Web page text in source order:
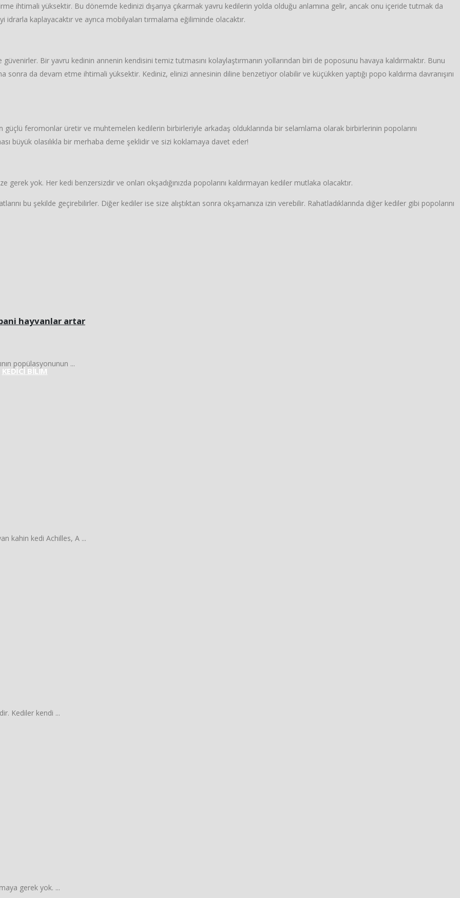
KEDİCİ BİLİM
girme ihtimali yüksektir. Bu dönemde kedinizi dışarıya çıkarmak yavru kedilerin yolda olduğu anlamına gelir, ancak onu içeride tutmak da
kaplayacaktır ve ayrıca mobilyaları tırmalama eğiliminde olacaktır.
Bir yavru kedinin annenin kendisini temiz tutmasını kolaylaştırmanın yollarından biri de poposunu havaya kaldırmaktır. Bunu
sonra da devam etme ihtimali yüksektir. Kediniz, elinizi annesinin diline benzetiyor olabilir ve küçükken yaptığı popo kaldırma davranışını
güçlü feromonlar üretir ve muhtemelen kedilerin birbirleriyle arkadaş olduklarında bir selamlama olarak birbirlerinin popolarını
büyük olasılıkla bir merhaba deme şeklidir ve sizi koklamaya davet eder!
gerek yok. Her kedi benzersizdir ve onları okşadığınızda popolarını kaldırmayan kediler mutlaka olacaktır.
bu şekilde geçirebilirler. Diğer kediler ise size alıştıktan sonra okşamanıza izin verebilir. Rahatladıklarında diğer kediler gibi popolarını
hayvanlar artar
popülasyonunun ...
kahin kedi Achilles, A ...
Kediler kendi ...
gerek yok. ...